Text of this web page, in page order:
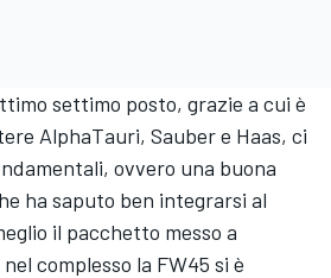
settimo posto, grazie a cui è
AlphaTauri, Sauber e Haas, ci
ovvero una buona
ha saputo ben integrarsi al
il pacchetto messo a
complesso la FW45 si è